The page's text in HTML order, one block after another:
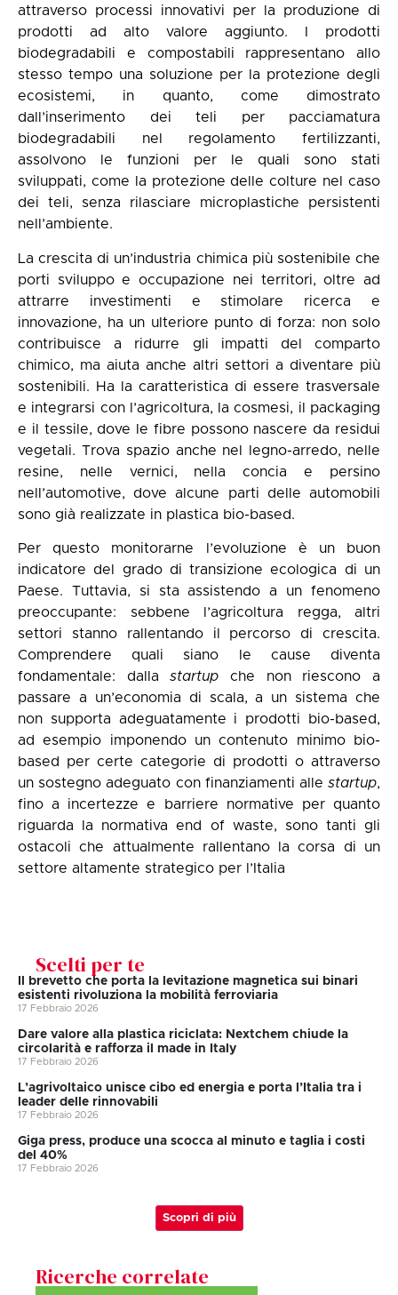
attraverso processi innovativi per la produzione di
prodotti ad alto valore aggiunto. I prodotti
biodegradabili e compostabili rappresentano allo
stesso tempo una soluzione per la protezione degli
ecosistemi, in quanto, come dimostrato
dall’inserimento dei teli per pacciamatura
biodegradabili nel regolamento fertilizzanti,
assolvono le funzioni per le quali sono stati
sviluppati, come la protezione delle colture nel caso
dei teli, senza rilasciare microplastiche persistenti
nell’ambiente.
La crescita di un’industria chimica più sostenibile che
porti sviluppo e occupazione nei territori, oltre ad
attrarre investimenti e stimolare ricerca e
innovazione, ha un ulteriore punto di forza: non solo
contribuisce a ridurre gli impatti del comparto
chimico, ma aiuta anche altri settori a diventare più
sostenibili. Ha la caratteristica di essere trasversale
e integrarsi con l’agricoltura, la cosmesi, il packaging
e il tessile, dove le fibre possono nascere da residui
vegetali. Trova spazio anche nel legno-arredo, nelle
resine, nelle vernici, nella concia e persino
nell’automotive, dove alcune parti delle automobili
sono già realizzate in plastica bio-based.
Per questo monitorarne l’evoluzione è un buon
indicatore del grado di transizione ecologica di un
Paese. Tuttavia, si sta assistendo a un fenomeno
preoccupante: sebbene l’agricoltura regga, altri
settori stanno rallentando il percorso di crescita.
Comprendere quali siano le cause diventa
fondamentale: dallastartup che non riescono a
passare a un’economia di scala, a un sistema che
non supporta adeguatamente i prodotti bio-based,
ad esempio imponendo un contenuto minimo bio-
based per certe categorie di prodotti o attraverso
un sostegno adeguato con finanziamenti alle startup,
fino a incertezze e barriere normative per quanto
riguarda la normativa end of waste, sono tanti gli
ostacoli che attualmente rallentano la corsa di un
settore altamente strategico per l’Italia
Scelti per te
Il brevetto che porta la levitazione magnetica sui binari
esistenti rivoluziona la mobilità ferroviaria
17 Febbraio 2026
Dare valore alla plastica riciclata: Nextchem chiude la
circolarità e rafforza il made in Italy
17 Febbraio 2026
L’agrivoltaico unisce cibo ed energia e porta l’Italia tra i
leader delle rinnovabili
17 Febbraio 2026
Giga press, produce una scocca al minuto e taglia i costi
del 40%
17 Febbraio 2026
Scopri di più
Ricerche correlate